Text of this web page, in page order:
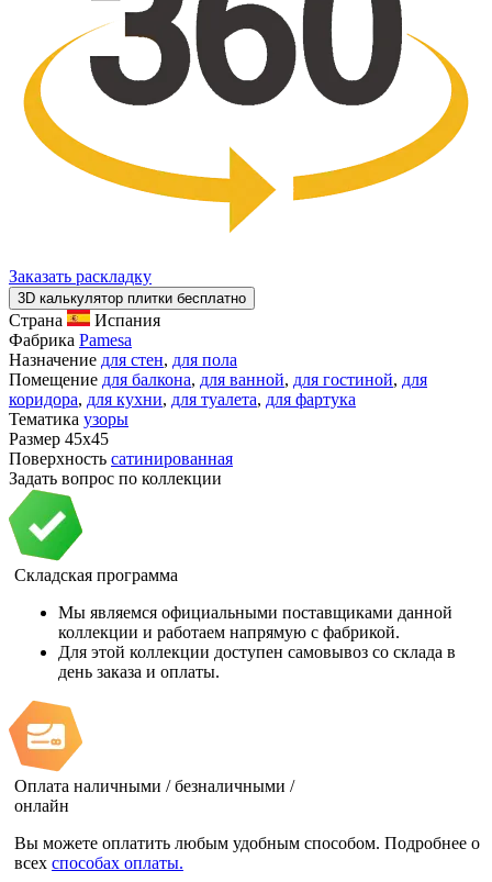
Заказать раскладку
3D калькулятор плитки бесплатно
Страна
Испания
Фабрика Pamesa
Назначение для стен, для пола
Помещение для балкона, для ванной, для гостиной, для
коридора, для кухни, для туалета, для фартука
Тематика узоры
Размер 45x45
Поверхность сатинированная
Задать вопрос по коллекции
Складская программа
Мы являемся официальными поставщиками данной
коллекции и работаем напрямую с фабрикой.
Для этой коллекции доступен самовывоз со склада в
день заказа и оплаты.
Оплата наличными / безналичными /
онлайн
Вы можете оплатить любым удобным способом. Подробнее о
всех способах оплаты.